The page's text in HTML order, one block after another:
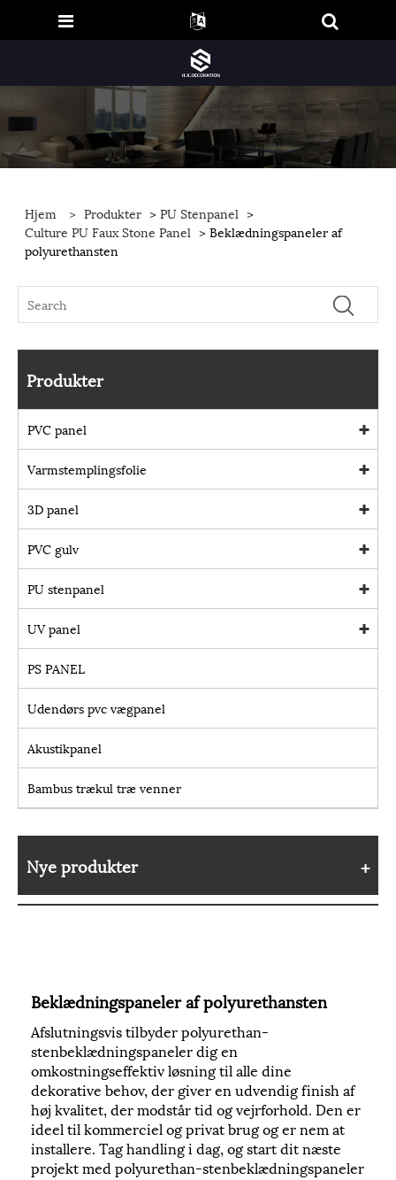
Hjem > Produkter >PU Stenpanel >
Culture PU Faux Stone Panel > Beklædningspaneler af
polyurethansten
Produkter
PVC panel
Varmstemplingsfolie
3D panel
PVC gulv
PU stenpanel
UV panel
PS PANEL
Udendørs pvc vægpanel
Akustikpanel
Bambus trækul træ venner
Nye produkter
Beklædningspaneler af polyurethansten
Afslutningsvis tilbyder polyurethan-
stenbeklædningspaneler dig en
omkostningseffektiv løsning til alle dine
dekorative behov, der giver en udvendig finish af
høj kvalitet, der modstår tid og vejrforhold. Den er
ideel til kommerciel og privat brug og er nem at
installere. Tag handling i dag, og start dit næste
projekt med polyurethan-stenbeklædningspaneler